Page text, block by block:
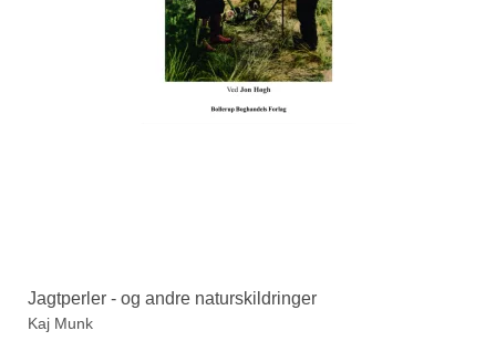
Jagtperler - og andre naturskildringer
Kaj Munk